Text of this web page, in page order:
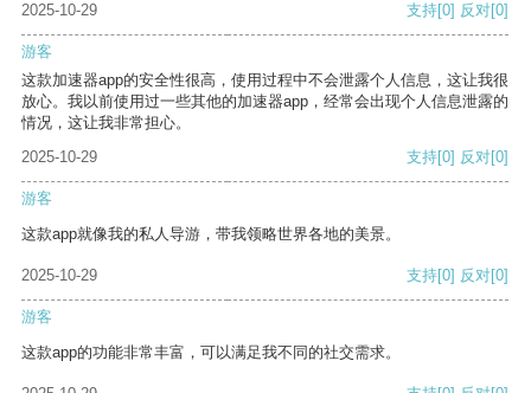
2025-10-29
支持[0] 反对[0]
游客
这款加速器app的安全性很高，使用过程中不会泄露个人信息，这让我很
放心。我以前使用过一些其他的加速器app，经常会出现个人信息泄露的
情况，这让我非常担心。
2025-10-29
支持[0] 反对[0]
游客
这款app就像我的私人导游，带我领略世界各地的美景。
2025-10-29 支持[0] 反对[0]
游客
这款app的功能非常丰富，可以满足我不同的社交需求。